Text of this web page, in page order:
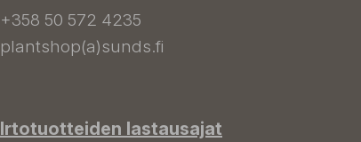
+358 50 572 4235
plantshop(a)sunds.fi
Irtotuotteiden lastausajat